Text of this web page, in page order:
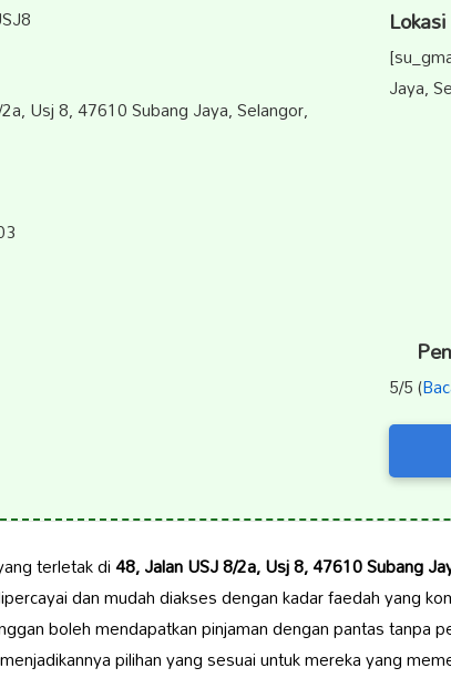
Usj 8, 47610 Subang Jaya, Selangor,
Jaya,
5/5 (
terletak di48, Jalan USJ 8/2a, Usj 8, 47610 Subang
dan mudah diakses dengan kadar faedah yang
boleh mendapatkan pinjaman dengan pantas tanpa
pilihan yang sesuai untuk mereka yang